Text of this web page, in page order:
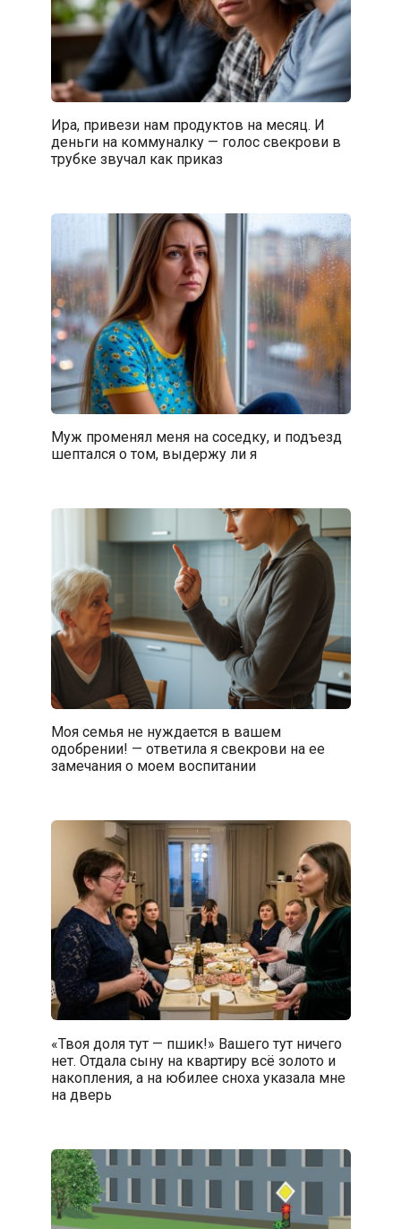
Ира, привези нам продуктов на месяц. И
деньги на коммуналку — голос свекрови в
трубке звучал как приказ
Муж променял меня на соседку, и подъезд
шептался о том, выдержу ли я
Моя семья не нуждается в вашем
одобрении! — ответила я свекрови на ее
замечания о моем воспитании
«Твоя доля тут — пшик!» Вашего тут ничего
нет. Отдала сыну на квартиру всё золото и
накопления, а на юбилее сноха указала мне
на дверь